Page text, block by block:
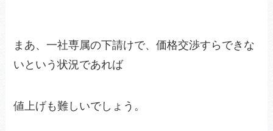
まあ、一社専属の下請けで、価格交渉すらできな
いという状況であれば
値上げも難しいでしょう。